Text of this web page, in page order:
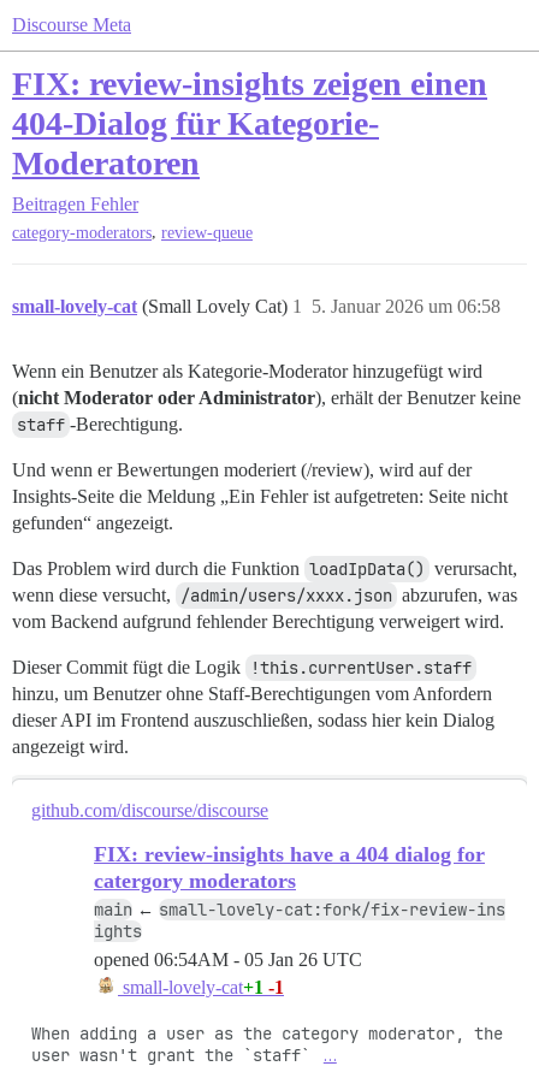
Discourse Meta
FIX: review-insights zeigen einen
404-Dialog für Kategorie-
Moderatoren
Beitragen Fehler
category-moderators, review-queue
small-lovely-cat (Small Lovely Cat) 5. Januar 2026 um 06:58
1
Wenn ein Benutzer als Kategorie-Moderator hinzugefügt wird
(nicht Moderator oder Administrator), erhält der Benutzer keine
staff -Berechtigung.
Und wenn er Bewertungen moderiert (/review), wird auf der
Insights-Seite die Meldung „Ein Fehler ist aufgetreten: Seite nicht
gefunden“ angezeigt.
Das Problem wird durch die Funktion loadIpData() verursacht,
wenn diese versucht,
/admin/users/xxxx.json abzurufen, was
vom Backend aufgrund fehlender Berechtigung verweigert wird.
Dieser Commit fügt die Logik !this.currentUser.staff
hinzu, um Benutzer ohne Staff-Berechtigungen vom Anfordern
dieser API im Frontend auszuschließen, sodass hier kein Dialog
angezeigt wird.
github.com/discourse/discourse
FIX: review-insights have a 404 dialog for
catergory moderators
main ← small-lovely-cat:fork/fix-review-ins
ights
opened 06:54AM - 05 Jan 26 UTC
small-lovely-cat+1 -1
When adding a user as the category moderator, the
user wasn't grant the `staff`
…